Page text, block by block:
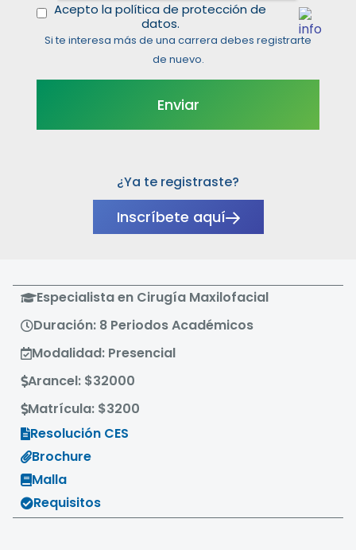
Especialista en Cirugía Maxilofacial
Duración: 8 Periodos Académicos
Modalidad: Presencial
Arancel: $32000
Matrícula: $3200
Resolución CES
Brochure
Malla
Requisitos
Acepto la política de protección de
datos.
Si te interesa más de una carrera debes registrarte
de nuevo.
¿Ya te registraste?
Inscríbete aquí